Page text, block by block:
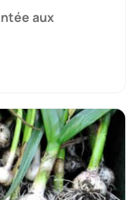
aux